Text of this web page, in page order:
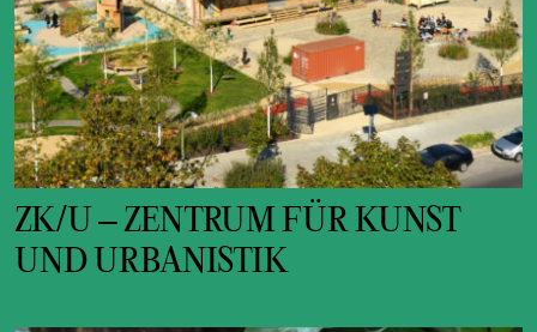
ZK/U – ZENTRUM FÜR KUNST
UND URBANISTIK